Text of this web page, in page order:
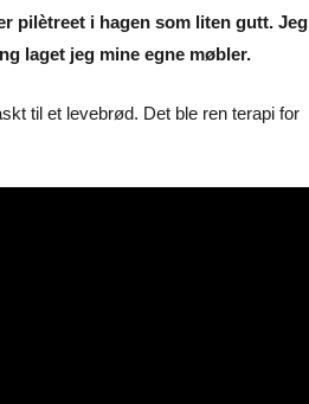
pilètreet i hagen som liten gutt. Jeg
laget jeg mine egne møbler.
til et levebrød. Det ble ren terapi for